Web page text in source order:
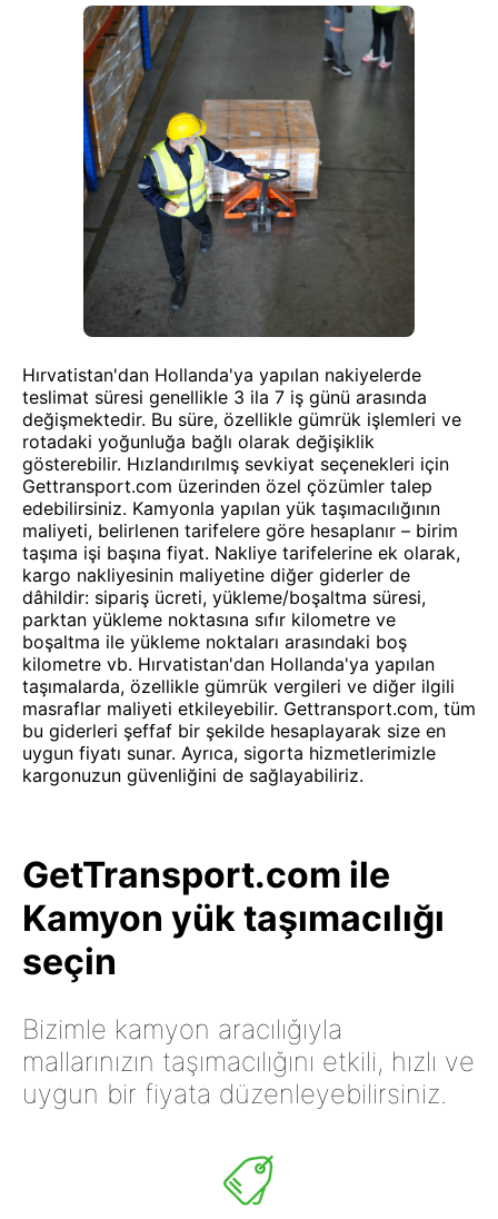
Hırvatistan'dan Hollanda'ya yapılan nakiyelerde
teslimat süresi genellikle 3 ila 7 iş günü arasında
değişmektedir. Bu süre, özellikle gümrük işlemleri ve
rotadaki yoğunluğa bağlı olarak değişiklik
gösterebilir. Hızlandırılmış sevkiyat seçenekleri için
Gettransport.com üzerinden özel çözümler talep
edebilirsiniz. Kamyonla yapılan yük taşımacılığının
maliyeti, belirlenen tarifelere göre hesaplanır – birim
taşıma işi başına fiyat. Nakliye tarifelerine ek olarak,
kargo nakliyesinin maliyetine diğer giderler de
dâhildir: sipariş ücreti, yükleme/boşaltma süresi,
parktan yükleme noktasına sıfır kilometre ve
boşaltma ile yükleme noktaları arasındaki boş
kilometre vb. Hırvatistan'dan Hollanda'ya yapılan
taşımalarda, özellikle gümrük vergileri ve diğer ilgili
masraflar maliyeti etkileyebilir. Gettransport.com, tüm
bu giderleri şeffaf bir şekilde hesaplayarak size en
uygun fiyatı sunar. Ayrıca, sigorta hizmetlerimizle
kargonuzun güvenliğini de sağlayabiliriz.
GetTransport.com ile
Kamyon yük taşımacılığı
seçin
Bizimle kamyon aracılığıyla
mallarınızın taşımacılığını etkili, hızlı ve
uygun bir fiyata düzenleyebilirsiniz.